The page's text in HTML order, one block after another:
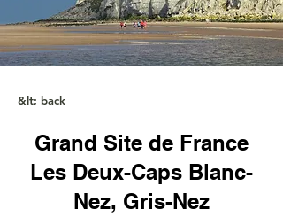
&lt; back
Grand Site de France
Les Deux-Caps Blanc-
Nez, Gris-Nez